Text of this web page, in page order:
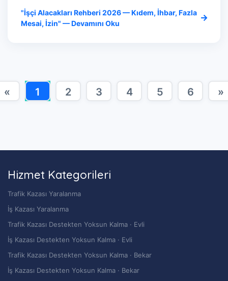
"İşçi Alacakları Rehberi 2026 — Kıdem, İhbar, Fazla
Mesai, İzin" — Devamını Oku
« 1 2 3 4 5 6 »
Hizmet Kategorileri
Trafik Kazası Yaralanma
İş Kazası Yaralanma
Trafik Kazası Destekten Yoksun Kalma · Evli
İş Kazası Destekten Yoksun Kalma · Evli
Trafik Kazası Destekten Yoksun Kalma · Bekar
İş Kazası Destekten Yoksun Kalma · Bekar